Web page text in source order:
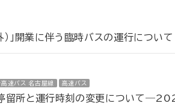
）」開業に伴う臨時バスの運行について
高速バス 名古屋線 高速バス
留所と運行時刻の変更について